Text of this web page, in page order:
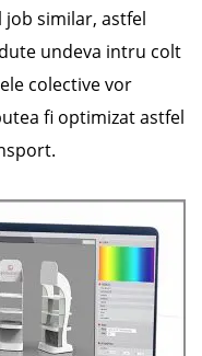
similar, astfel
undeva intru colt
colective vor
fi optimizat astfel